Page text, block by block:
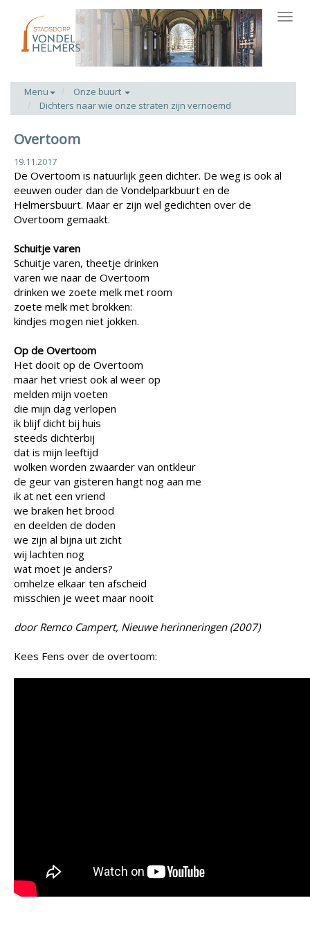
Menu
Onze buurt
Dichters naar wie onze straten zijn vernoemd
Overtoom
19.11.2017
De Overtoom is natuurlijk geen dichter. De weg is ook al
eeuwen ouder dan de Vondelparkbuurt en de
Helmersbuurt. Maar er zijn wel gedichten over de
Overtoom gemaakt.
Schuitje varen
Schuitje varen, theetje drinken
varen we naar de Overtoom
drinken we zoete melk met room
zoete melk met brokken:
kindjes mogen niet jokken.
Op de Overtoom
Het dooit op de Overtoom
maar het vriest ook al weer op
melden mijn voeten
die mijn dag verlopen
ik blijf dicht bij huis
steeds dichterbij
dat is mijn leeftijd
wolken worden zwaarder van ontkleur
de geur van gisteren hangt nog aan me
ik at net een vriend
we braken het brood
en deelden de doden
we zijn al bijna uit zicht
wij lachten nog
wat moet je anders?
omhelze elkaar ten afscheid
misschien je weet maar nooit
door Remco Campert, Nieuwe herinneringen (2007)
Kees Fens over de overtoom: